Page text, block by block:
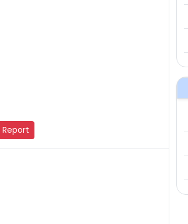
Report